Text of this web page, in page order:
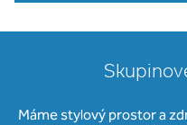
Máme stylový prostor a